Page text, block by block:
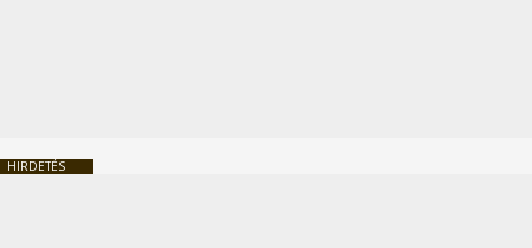
HIRDETÉS